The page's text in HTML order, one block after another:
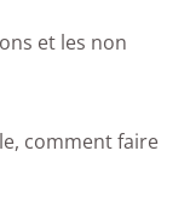
et les non
comment faire